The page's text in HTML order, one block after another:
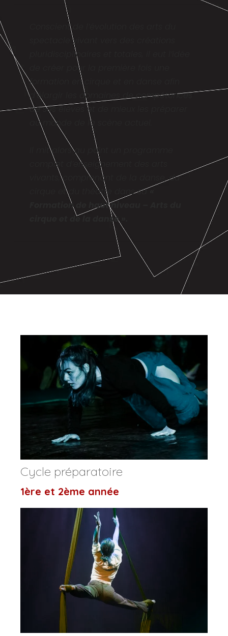
Conscient de l’évolution des arts du
spectacle vivant vers des créations
pluridisciplinaires et totales, il eut l’idée
de créer pour la première fois une
formation en cirque et en danse afin
d’élargir les domaines de compétences
de ses élèves et de mieux les préparer
au monde de la scène actuel.
Il mit alors au point un programme
complet d’enseignement des arts
vivants, comprenant de la danse, du
cirque et du théâtre dans sa«
Formation de haut niveau – Arts du
cirque et de la danse »
Cycle préparatoire
1ère et 2ème année